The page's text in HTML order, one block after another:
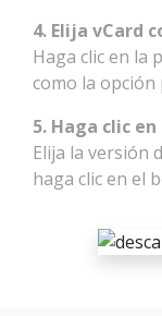
4. Elija vCard
Haga clic en la
como la
5. Haga clic
Elija la versión
haga clic en el